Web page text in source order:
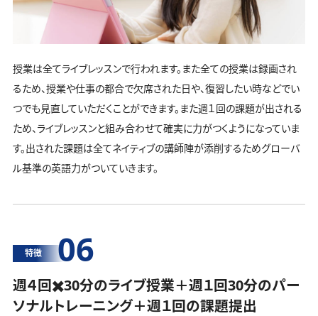
授業は全てライブレッスンで行われます。また全ての授業は録画され
るため、授業や仕事の都合で欠席された日や、復習したい時などでい
つでも見直していただくことができます。また週１回の課題が出される
ため、ライブレッスンと組み合わせて確実に力がつくようになっていま
す。出された課題は全てネイティブの講師陣が添削するためグローバ
ル基準の英語力がついていきます。
特徴 06
週４回✖️30分のライブ授業＋週１回30分のパー
ソナルトレーニング＋週１回の課題提出